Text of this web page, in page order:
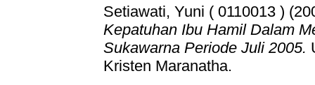
Setiawati, Yuni ( 0110013 )
Kepatuhan Ibu Hamil Dalam
Sukawarna Periode Juli 2005.
Kristen Maranatha.